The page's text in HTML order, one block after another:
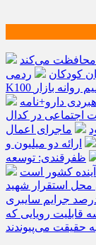
محافظت می‌کند
کودکان
ردمی
K100 پرو مکس با باتری غول‌پیکر و شارژ بی‌سیم روانه بازار
دارو+نامه
اجتماعی در کدال
ماجرای اعمال
ارائه دو میلیون و
ظفرقندی: توسعه
کشور است
محل استقرار شهید
مصنوعی، بستر وقوع 55درصد جرایم سایبری
آیفون ۱۸ پرو/ سه قابلیت رویایی که
حقیقت می‌پیوندند